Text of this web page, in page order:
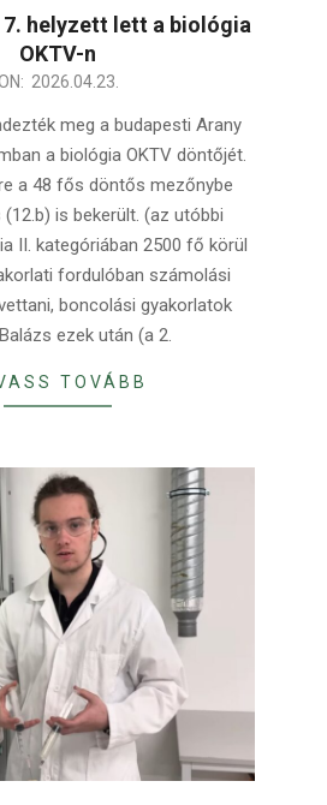
7. helyzett lett a biológia
OKTV-n
2026.04.23.
meg a budapesti Arany
a biológia OKTV döntőjét.
a 48 fős döntős mezőnybe
is bekerült. (az utóbbi
II. kategóriában 2500 fő körül
fordulóban számolási
boncolási gyakorlatok
ezek után (a 2.
TOVÁBB